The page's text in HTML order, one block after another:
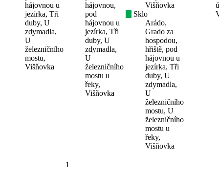
hájovnou u
jezírka, Tři
duby, U
zdymadla,
U
železničního
mostu,
Višňovka
hájovnou,
pod
hájovnou u
jezírka, Tři
duby, U
zdymadla,
U
železničního
mostu u
řeky,
Višňovka
Višňovka
Sklo
Arádo,
Grado za
hospodou,
hřiště, pod
hájovnou u
jezírka, Tři
duby, U
zdymadla,
U
železničního
mostu, U
železničního
mostu u
řeky,
Višňovka
1